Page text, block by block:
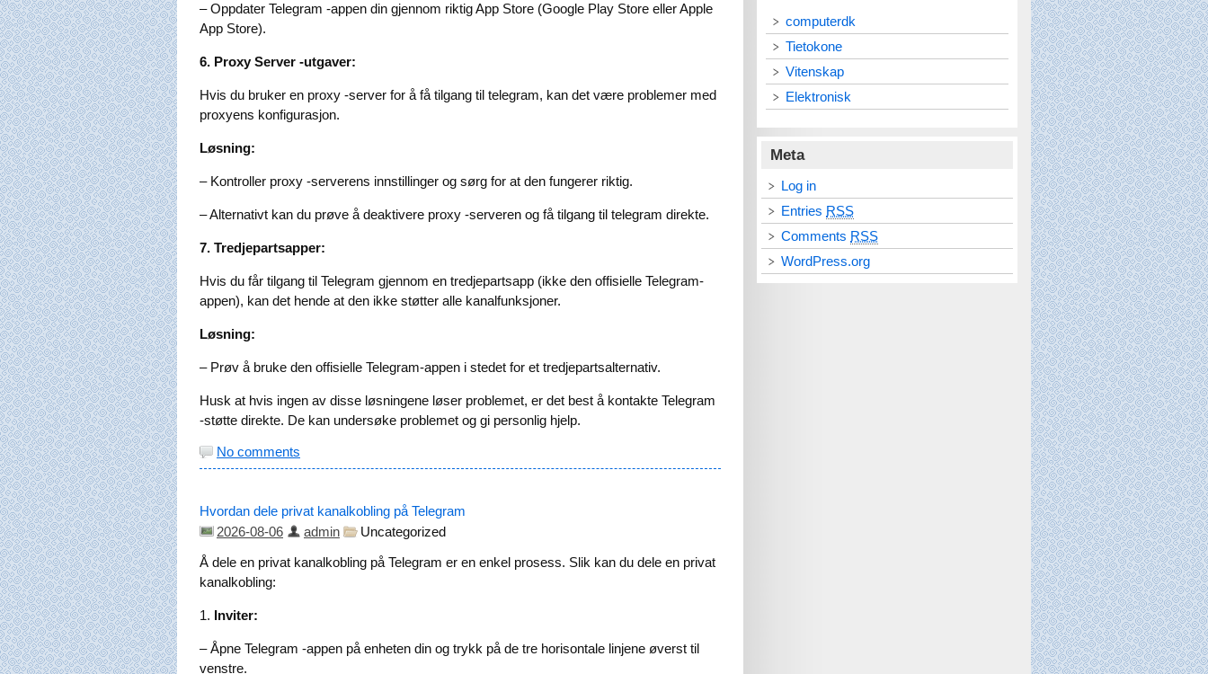
– Oppdater Telegram -appen din gjennom riktig App Store (Google Play Store eller Apple
App Store).
6. Proxy Server -utgaver:
Hvis du bruker en proxy -server for å få tilgang til telegram, kan det være problemer med
proxyens konfigurasjon.
Løsning:
– Kontroller proxy -serverens innstillinger og sørg for at den fungerer riktig.
– Alternativt kan du prøve å deaktivere proxy -serveren og få tilgang til telegram direkte.
7. Tredjepartsapper:
Hvis du får tilgang til Telegram gjennom en tredjepartsapp (ikke den offisielle Telegram-
appen), kan det hende at den ikke støtter alle kanalfunksjoner.
Løsning:
– Prøv å bruke den offisielle Telegram-appen i stedet for et tredjepartsalternativ.
Husk at hvis ingen av disse løsningene løser problemet, er det best å kontakte Telegram
-støtte direkte. De kan undersøke problemet og gi personlig hjelp.
No comments
Hvordan dele privat kanalkobling på Telegram
2026-08-06
admin
Uncategorized
Å dele en privat kanalkobling på Telegram er en enkel prosess. Slik kan du dele en privat
kanalkobling:
1. Inviter:
– Åpne Telegram -appen på enheten din og trykk på de tre horisontale linjene øverst til
venstre.
computerdk
Tietokone
Vitenskap
Elektronisk
Meta
Log in
Entries RSS
Comments RSS
WordPress.org